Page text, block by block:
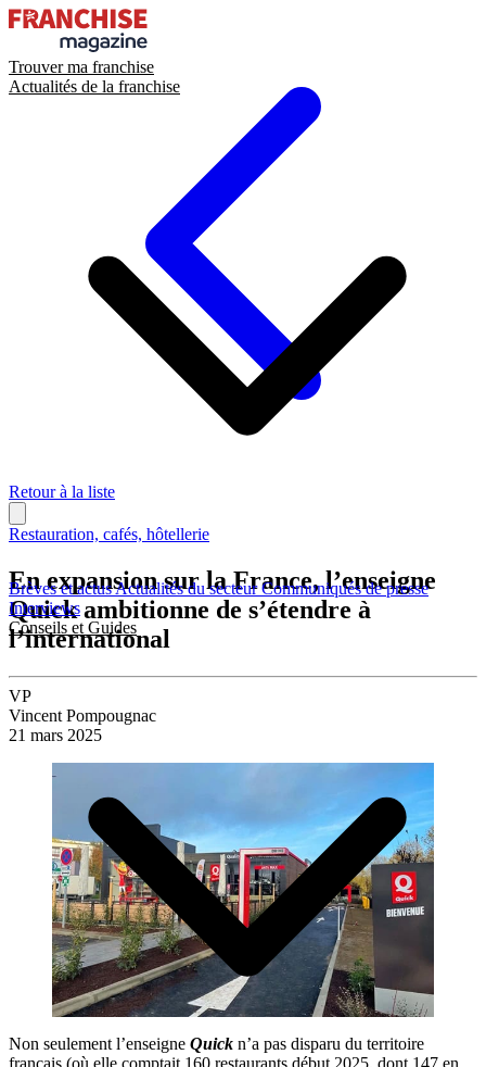
Trouver ma franchise
Actualités de la franchise
Brèves et actusActualités du secteurCommuniqués de presse
Interviews
Conseils et Guides
Retour à la liste
Restauration, cafés, hôtellerie
En expansion sur la France, l’enseigne
Quick ambitionne de s’étendre à
l’international
VP
Vincent Pompougnac
21 mars 2025
Non seulement l’enseigne Quick n’a pas disparu du territoire